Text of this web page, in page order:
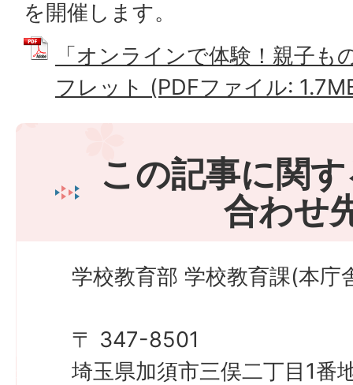
を開催します。
「オンラインで体験！親子
フレット (PDFファイル:
この記事に関
合わせ
学校教育部 学校教育課(本庁
〒 347-8501
埼玉県加須市三俣二丁目1番